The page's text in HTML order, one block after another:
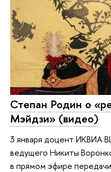
Степан Родин о
Мэйдзи» (видео)
3 января доцент ИКВИА
ведущего Никиты
в прямом эфире